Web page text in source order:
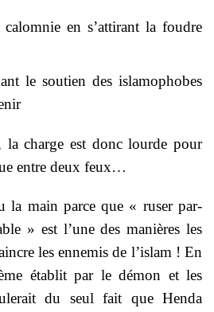
en s’attirant la foudre
le soutien des islamophobes
la charge est donc lourde pour
entre deux feux…
la main parce que « ruser par-
» est l’une des manières les
les ennemis de l’islam ! En
établit par le démon et les
du seul fait que Henda